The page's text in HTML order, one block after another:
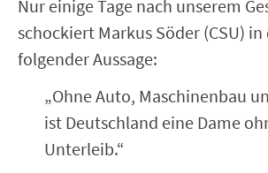
Nur einige Tage nach unserem
schockiert Markus Söder (CSU) in
folgender Aussage:
„Ohne Auto, Maschinenbau
ist Deutschland eine Dame
Unterleib.“